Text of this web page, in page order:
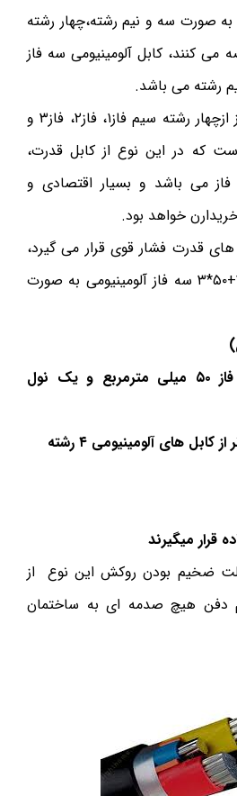
صورت سه و نیم رشته،چهار رشته
می کنند، کابل آلومینیومی سه فاز
کابل های برق سه فاز از ازچهار رشته سیم فاز۱، فاز۲، فاز۳ و
که در این نوع از کابل قدرت،
می باشد و بسیار اقتصادی و
خواهد بود.
قدرت فشار قوی قرار می گیرد،
مشخصات فنی کابل ۲۵+۵۰*۳ سه فاز آلومینیومی به صورت
سطح مقطع سه رشته فاز ۵۰ میلی مترمربع و یک نول
های آلومینیومی ۴ رشته
قرار میگیرند
ضخیم بودن روکش این نوع از
دفن هیچ صدمه ای به ساختمان